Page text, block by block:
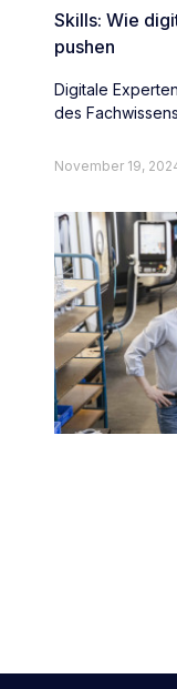
Skills: Wie
pushen
Digitale
des
November 19,